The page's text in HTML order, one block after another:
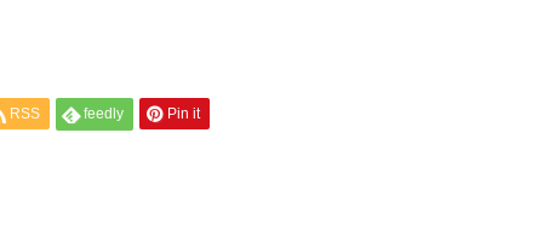
RSS feedly Pin it